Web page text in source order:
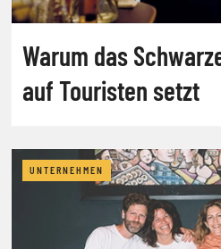
Warum das
auf Touristen setzt
UNTERNEHMEN